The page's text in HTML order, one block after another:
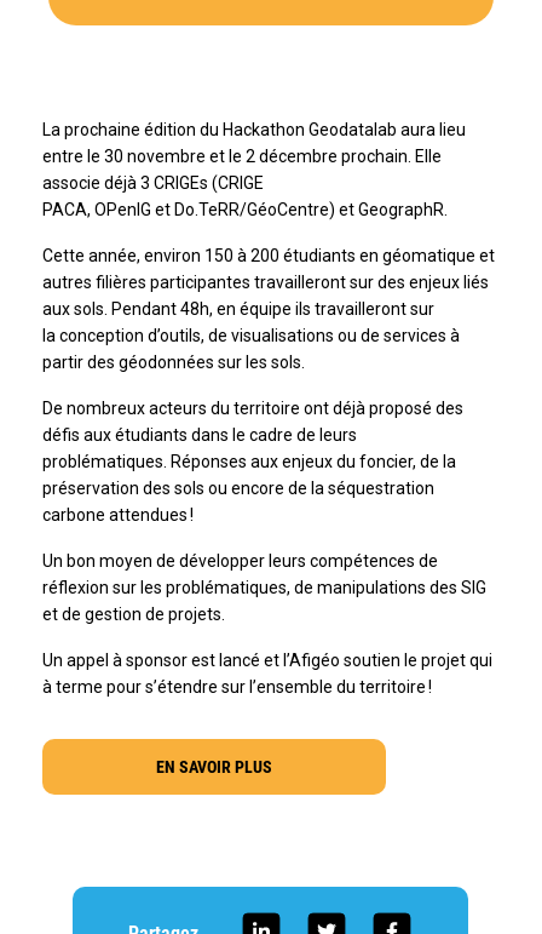
La prochaine édition du Hackathon Geodatalab aura lieu
entre le 30 novembre et le 2 décembre prochain. Elle
associe déjà 3 CRIGEs (CRIGE
PACA, OPenIG et Do.TeRR/GéoCentre) et GeographR.
Cette année, environ 150 à 200 étudiants en géomatique et
autres filières participantes travailleront sur des enjeux liés
aux sols. Pendant 48h, en équipe ils travailleront sur
la conception d’outils, de visualisations ou de services à
partir des géodonnées sur les sols.
De nombreux acteurs du territoire ont déjà proposé des
défis aux étudiants dans le cadre de leurs
problématiques. Réponses aux enjeux du foncier, de la
préservation des sols ou encore de la séquestration
carbone attendues !
Un bon moyen de développer leurs compétences de
réflexion sur les problématiques, de manipulations des SIG
et de gestion de projets.
Un appel à sponsor est lancé et l’Afigéo soutien le projet qui
à terme pour s’étendre sur l’ensemble du territoire !
EN SAVOIR PLUS